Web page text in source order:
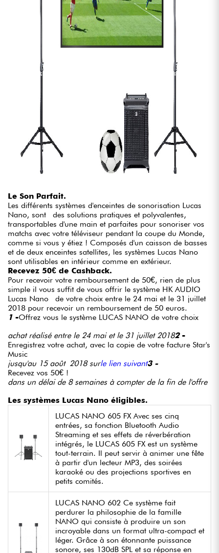
Le Son Parfait.
Les différents systèmes d'enceintes de sonorisation Lucas
Nano, sont des solutions pratiques et polyvalentes,
transportables d'une main et parfaites pour sonoriser vos
matchs avec votre téléviseur pendant la coupe du Monde,
comme si vous y étiez ! Composés d'un caisson de basses
et de deux enceintes satellites, les systèmes Lucas Nano
sont utilisables en intérieur comme en extérieur.
Recevez 50€ de Cashback.
Pour recevoir votre remboursement de 50€, rien de plus
simple il vous suffit de vous offrir le système HK AUDIO
Lucas Nano de votre choix entre le 24 mai et le 31 juillet
2018 pour recevoir un remboursement de 50 euros.
1 -Offrez vous le système LUCAS NANO de votre choix
achat réalisé entre le 24 mai et le 31 juillet 20182-
Enregistrez votre achat, avec la copie de votre facture Star's
Music
jusqu'au 15 août 2018 surle lien suivant3 -
Recevez vos 50€ !
dans un délai de 8 semaines à compter de la fin de l'offre
Les systèmes Lucas Nano éligibles.
LUCAS NANO 605 FX Avec ses cinq
entrées, sa fonction Bluetooth Audio
Streaming et ses effets de réverbération
intégrés, le LUCAS 605 FX est un système
tout-terrain. Il peut servir à animer une fête
à partir d'un lecteur MP3, des soirées
karaoké ou des projections sportives en
petits comités.
LUCAS NANO 602 Ce système fait
perdurer la philosophie de la famille
NANO qui consiste à produire un son
incroyable dans un format ultra-compact et
léger. Grâce à son étonnante puissance
sonore, ses 130dB SPL et sa réponse en